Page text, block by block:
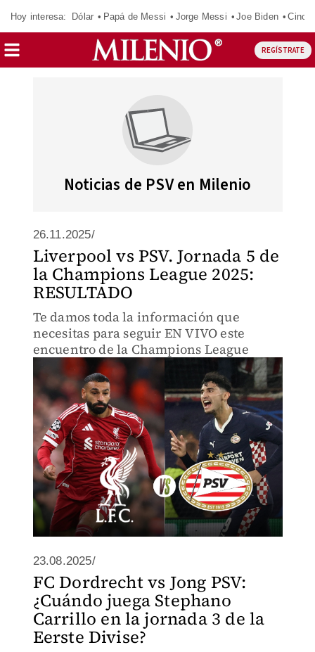
Hoy interesa: Dólar Papá de Messi Jorge Messi Joe Biden
REGÍSTRATE
Noticias de PSV en Milenio
26.11.2025/
Liverpool vs PSV. Jornada 5 de
la Champions League 2025:
RESULTADO
Te damos toda la información que
necesitas para seguir EN VIVO este
encuentro de la Champions League
23.08.2025/
FC Dordrecht vs Jong PSV:
¿Cuándo juega Stephano
Carrillo en la jornada 3 de la
Eerste Divise?